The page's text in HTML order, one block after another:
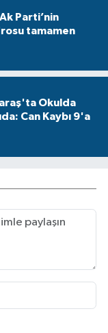
Parti’nin
tamamen
Okulda
Can Kaybı 9'a